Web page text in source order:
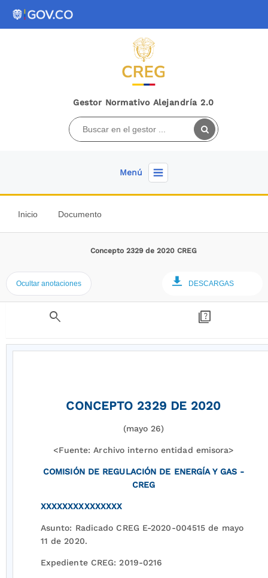
Gestor Normativo Alejandría 2.0
Menú
Inicio Documento
Concepto 2329 de 2020 CREG
Ocultar anotaciones DESCARGAS
search quiz
CONCEPTO 2329 DE 2020
(mayo 26)
<Fuente: Archivo interno entidad emisora>
COMISIÓN DE REGULACIÓN DE ENERGÍA Y GAS -
CREG
XXXXXXXXXXXXXXX
Asunto: Radicado CREG E-2020-004515 de mayo
11 de 2020.
Expediente CREG: 2019-0216